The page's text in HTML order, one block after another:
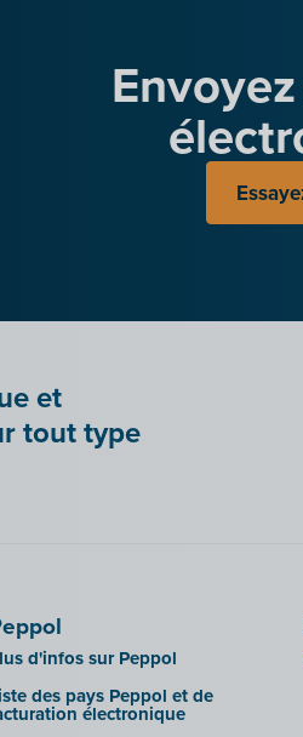
et
tout type
d'infos sur Peppol
des pays Peppol et de
électronique